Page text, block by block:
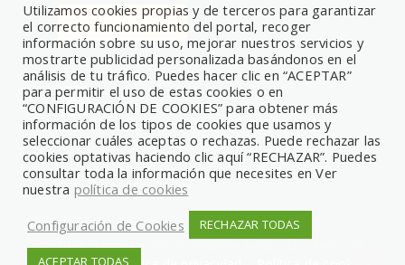
© 2026, Sociedad Profesional de Auditoría y Asesoría
Utilizamos cookies propias y de terceros para garantizar
el correcto funcionamiento del portal, recoger
información sobre su uso, mejorar nuestros servicios y
mostrarte publicidad personalizada basándonos en el
análisis de tu tráfico. Puedes hacer clic en “ACEPTAR”
para permitir el uso de estas cookies o en
“CONFIGURACIÓN DE COOKIES” para obtener más
información de los tipos de cookies que usamos y
seleccionar cuáles aceptas o rechazas. Puede rechazar las
cookies optativas haciendo clic aquí “RECHAZAR”. Puedes
consultar toda la información que necesites en Ver
nuestra política de cookies
Configuración de Cookies
RECHAZAR TODAS
ACEPTAR TODAS